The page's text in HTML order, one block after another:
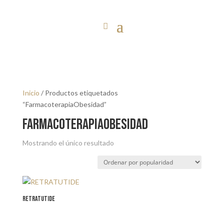
Inicio / Productos etiquetados
“FarmacoterapiaObesidad”
FarmacoterapiaObesidad
Mostrando el único resultado
RETRATUTIDE